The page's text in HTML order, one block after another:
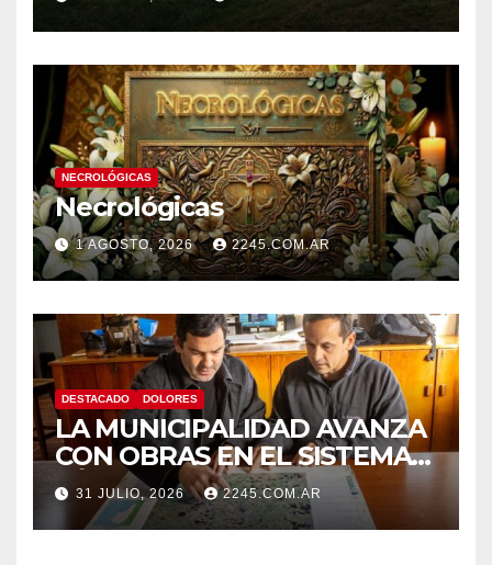
CON DESPISTE Y VUELCO
NECROLÓGICAS
Necrológicas
1 AGOSTO, 2026 2245.COM.AR
DESTACADO DOLORES
LA MUNICIPALIDAD AVANZA
CON OBRAS EN EL SISTEMA
HÍDRICO DE DOLORES
31 JULIO, 2026 2245.COM.AR